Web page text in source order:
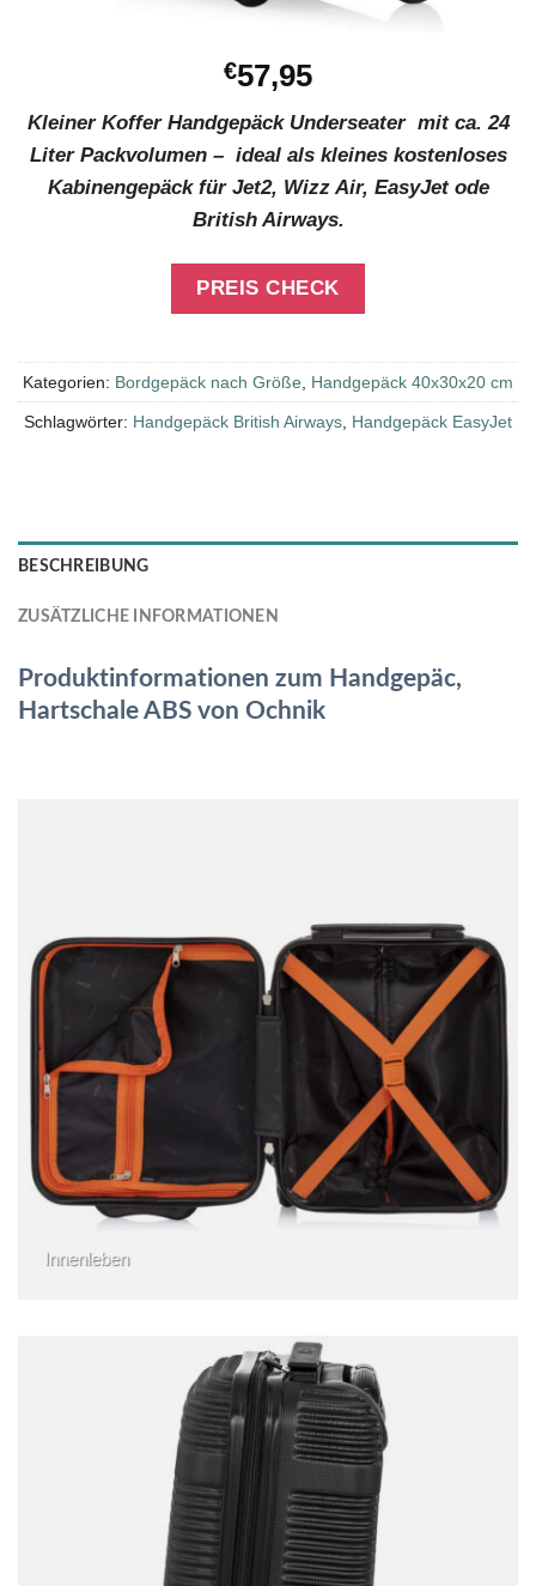
€57,95
Kleiner Koffer Handgepäck Underseater mit ca. 24
Liter Packvolumen – ideal als kleines kostenloses
Kabinengepäck für Jet2, Wizz Air, EasyJet ode
British Airways.
PREIS CHECK
Kategorien: Bordgepäck nach Größe Handgepäck 40x30x20 cm
Schlagwörter: Handgepäck British Airways Handgepäck EasyJet
BESCHREIBUNG
ZUSÄTZLICHE INFORMATIONEN
Produktinformationen zum Handgepäc,
Hartschale ABS von Ochnik
Innenleben